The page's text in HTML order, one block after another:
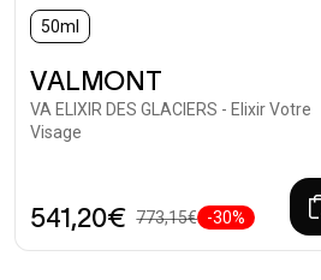
50ml
VALMONT
VA ELIXIR DES GLACIERS - Elixir Votre
Visage
541,20€ 773,15€ -30%